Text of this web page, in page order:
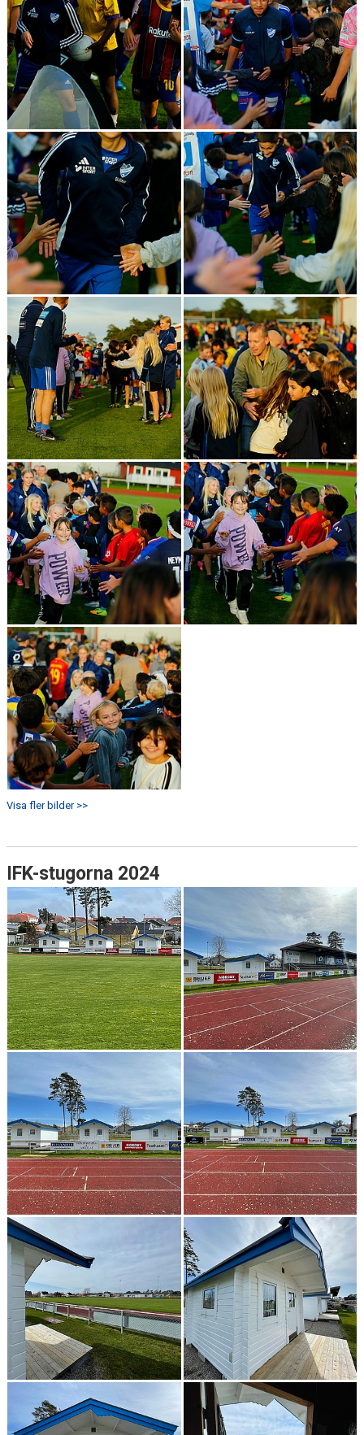
SPONSORER & PARTNERS
VÅRA STUGOR OCH TRÄNINGSLÄGER
Visa fler bilder >>
IFK-stugorna 2024